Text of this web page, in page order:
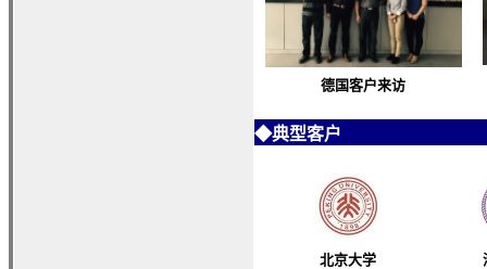
德国客户来访
◆典型客户
北京大学